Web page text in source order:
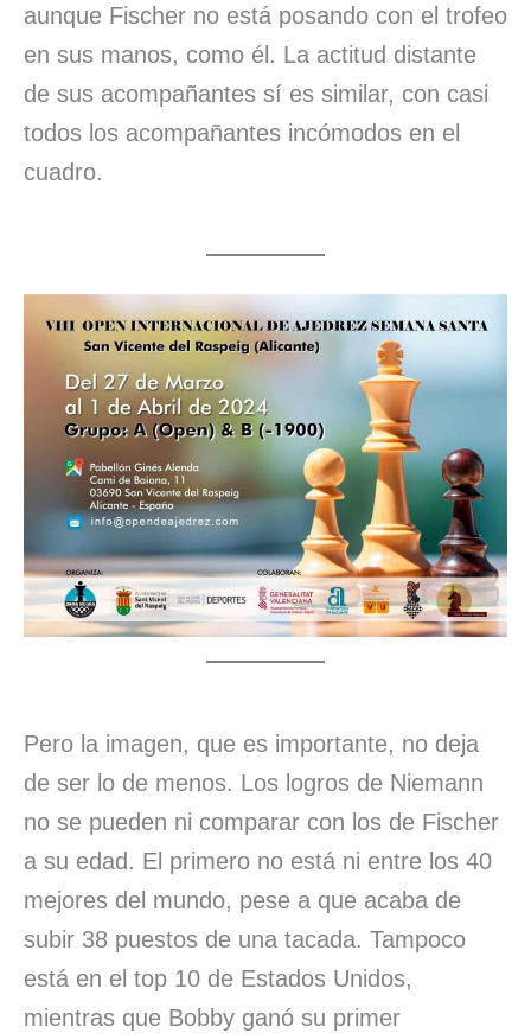
aunque Fischer no está posando con el trofeo
en sus manos, como él. La actitud distante
de sus acompañantes sí es similar, con casi
todos los acompañantes incómodos en el
cuadro.
Pero la imagen, que es importante, no deja
de ser lo de menos. Los logros de Niemann
no se pueden ni comparar con los de Fischer
a su edad. El primero no está ni entre los 40
mejores del mundo, pese a que acaba de
subir 38 puestos de una tacada. Tampoco
está en el top 10 de Estados Unidos,
mientras que Bobby ganó su primer